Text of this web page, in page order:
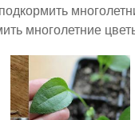
многолетние